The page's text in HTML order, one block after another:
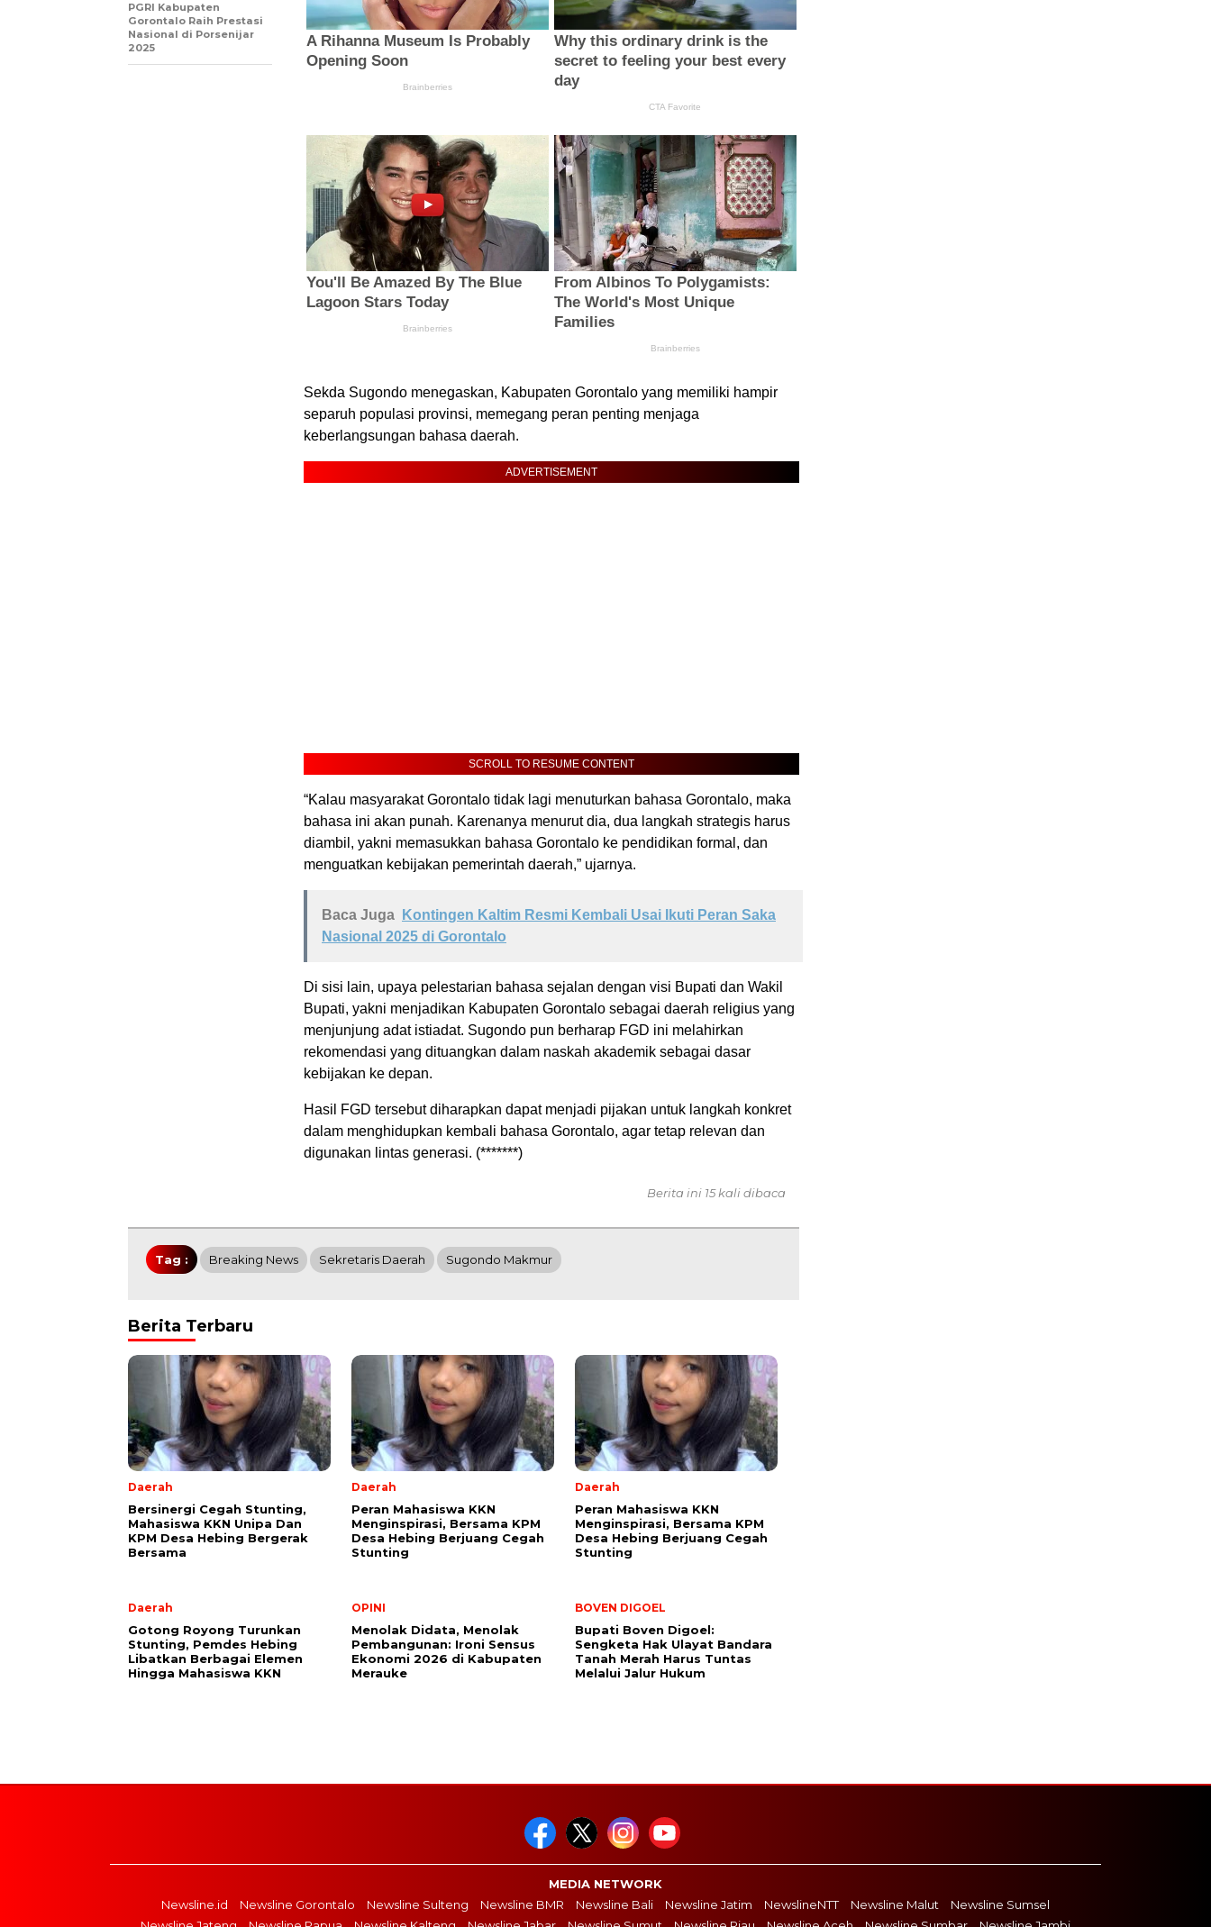
‎Sekda Sugondo menegaskan, Kabupaten Gorontalo yang memiliki hampir
separuh populasi provinsi, memegang peran penting menjaga
keberlangsungan bahasa daerah.
ADVERTISEMENT
SCROLL TO RESUME CONTENT
‎“Kalau masyarakat Gorontalo tidak lagi menuturkan bahasa Gorontalo, maka
bahasa ini akan punah. Karenanya menurut dia, dua langkah strategis harus
diambil, yakni memasukkan bahasa Gorontalo ke pendidikan formal, dan
menguatkan kebijakan pemerintah daerah,” ujarnya.
Baca Juga
Kontingen Kaltim Resmi Kembali Usai Ikuti Peran Saka
Nasional 2025 di Gorontalo
‎Di sisi lain, upaya pelestarian bahasa sejalan dengan visi Bupati dan Wakil
Bupati, yakni menjadikan Kabupaten Gorontalo sebagai daerah religius yang
menjunjung adat istiadat. Sugondo pun berharap FGD ini melahirkan
rekomendasi yang dituangkan dalam naskah akademik sebagai dasar
kebijakan ke depan.
‎Hasil FGD tersebut diharapkan dapat menjadi pijakan untuk langkah konkret
dalam menghidupkan kembali bahasa Gorontalo, agar tetap relevan dan
digunakan lintas generasi. (*******)
PGRI Kabupaten
Gorontalo Raih Prestasi
Nasional di Porsenijar
2025
Berita ini 15 kali dibaca
Tag : Breaking News Sekretaris Daerah Sugondo Makmur
Berita Terbaru
Daerah
Bersinergi Cegah Stunting,
Mahasiswa KKN Unipa Dan
KPM Desa Hebing Bergerak
Bersama
Daerah
Peran Mahasiswa KKN
Menginspirasi, Bersama KPM
Desa Hebing Berjuang Cegah
Stunting
Daerah
Peran Mahasiswa KKN
Menginspirasi, Bersama KPM
Desa Hebing Berjuang Cegah
Stunting
Daerah
Gotong Royong Turunkan
Stunting, Pemdes Hebing
Libatkan Berbagai Elemen
Hingga Mahasiswa KKN
OPINI
Menolak Didata, Menolak
Pembangunan: Ironi Sensus
Ekonomi 2026 di Kabupaten
Merauke
BOVEN DIGOEL
Bupati Boven Digoel:
Sengketa Hak Ulayat Bandara
Tanah Merah Harus Tuntas
Melalui Jalur Hukum
MEDIA NETWORK
Newsline.id
Newsline Gorontalo Newsline Sulteng Newsline BMR Newsline Bali Newsline Jatim NewslineNTT Newsline Malut
Newsline Sumsel